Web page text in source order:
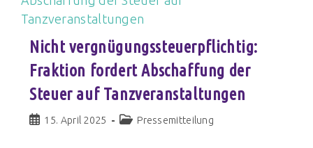
Nicht vergnügungssteuerpflichtig:
Fraktion fordert Abschaffung der
Steuer auf Tanzveranstaltungen
15. April 2025 Pressemitteilung